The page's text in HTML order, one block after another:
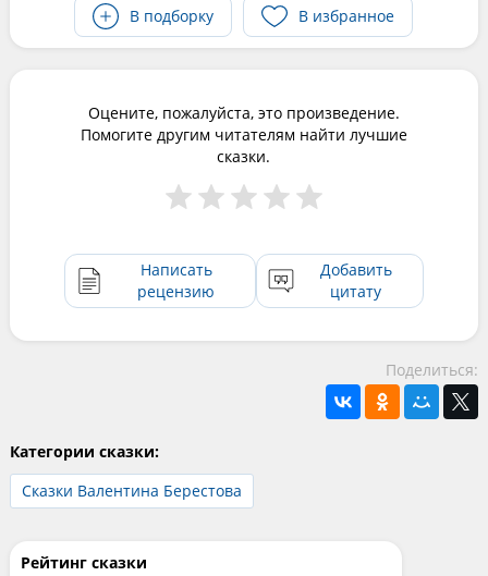
В подборку
В избранное
Оцените, пожалуйста, это произведение.
Помогите другим читателям найти лучшие
сказки.
Написать
рецензию
Добавить
цитату
Поделиться:
Категории сказки:
Сказки Валентина Берестова
Рейтинг сказки